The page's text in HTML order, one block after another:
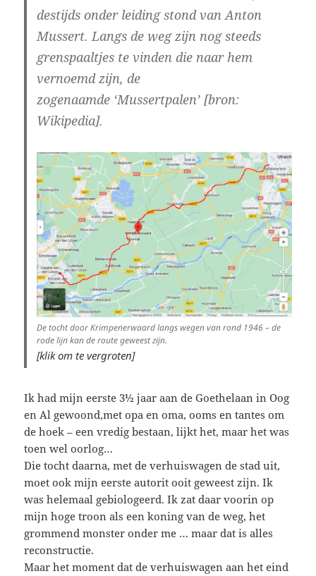
destijds onder leiding stond van Anton
Mussert. Langs de weg zijn nog steeds
grenspaaltjes te vinden die naar hem
vernoemd zijn, de
zogenaamde ‘Mussertpalen’ [bron:
Wikipedia].
De tocht door Krimpenerwaard langs wegen van rond 1946 – de
rode lijn kan de route geweest zijn.
[klik om te vergroten]
Ik had mijn eerste 3½ jaar aan de Goethelaan in Oog
en Al gewoond,met opa en oma, ooms en tantes om
de hoek – een vredig bestaan, lijkt het, maar het was
toen wel oorlog…
Die tocht daarna, met de verhuiswagen de stad uit,
moet ook mijn eerste autorit ooit geweest zijn. Ik
was helemaal gebiologeerd. Ik zat daar voorin op
mijn hoge troon als een koning van de weg, het
grommend monster onder me … maar dat is alles
reconstructie.
Maar het moment dat de verhuiswagen aan het eind